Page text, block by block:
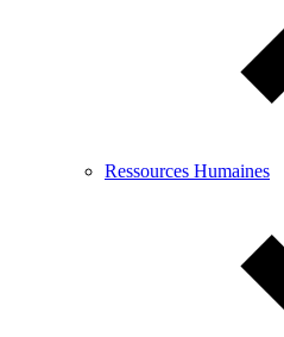
Ressources Humaines